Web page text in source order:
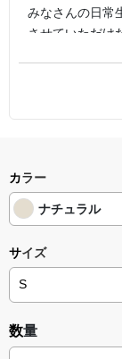
みなさんの日常
させていただけ
カラー
ナチュラル
サイズ
数量